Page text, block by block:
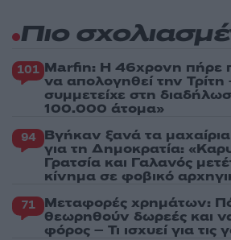
Πιο
101 Marfin: Η 46χρονη πήρε
να απολογηθεί την
συμμετείχε στη
100.000 άτομα»
94 Βγήκαν ξανά τα
για τη Δημοκρατία:
Γρατσία και Γαλανός
κίνημα σε φοβικό
71 Μεταφορές χρημάτων:
θεωρηθούν δωρεές και
φόρος – Τι ισχυεί για τις